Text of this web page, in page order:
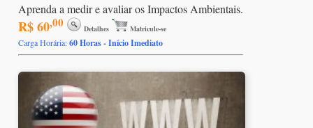
Aprenda a medir e avaliar os Impactos Ambientais.
R$ 60,00 Detalhes Matricule-se
Carga Horária:60 Horas - Início Imediato